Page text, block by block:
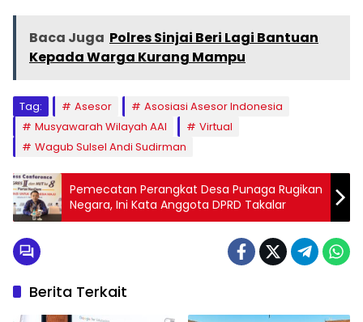
Baca Juga Polres Sinjai Beri Lagi Bantuan
Kepada Warga Kurang Mampu
Tag: Asesor
Asosiasi Asesor Indonesia
Musyawarah Wilayah AAI
Virtual
Wagub Sulsel Andi Sudirman
Pemecatan Perangkat Desa Punaga Rugikan
Negara, Ini Kata Anggota DPRD Takalar
Berita Terkait